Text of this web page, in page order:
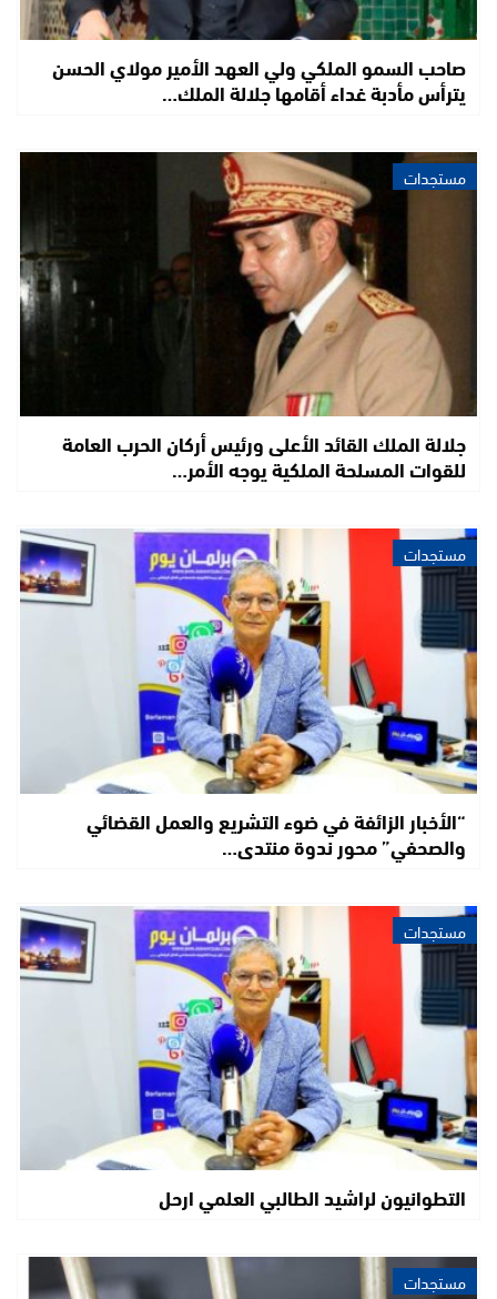
صاحب السمو الملكي ولي العهد الأمير مولاي الحسن
يترأس مأدبة غداء أقامها جلالة الملك…
مستجدات
جلالة الملك القائد الأعلى ورئيس أركان الحرب العامة
للقوات المسلحة الملكية يوجه الأمر…
مستجدات
“الأخبار الزائفة في ضوء التشريع والعمل القضائي
والصحفي” محور ندوة منتدى…
مستجدات
التطوانيون لراشيد الطالبي العلمي ارحل
مستجدات